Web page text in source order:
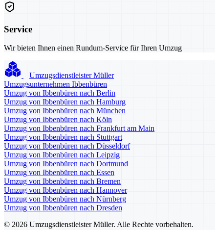
Service
Wir bieten Ihnen einen Rundum-Service für Ihren Umzug
Umzugsdienstleister Müller
Umzugsunternehmen Ibbenbüren
Umzug von Ibbenbüren nach Berlin
Umzug von Ibbenbüren nach Hamburg
Umzug von Ibbenbüren nach München
Umzug von Ibbenbüren nach Köln
Umzug von Ibbenbüren nach Frankfurt am Main
Umzug von Ibbenbüren nach Stuttgart
Umzug von Ibbenbüren nach Düsseldorf
Umzug von Ibbenbüren nach Leipzig
Umzug von Ibbenbüren nach Dortmund
Umzug von Ibbenbüren nach Essen
Umzug von Ibbenbüren nach Bremen
Umzug von Ibbenbüren nach Hannover
Umzug von Ibbenbüren nach Nürnberg
Umzug von Ibbenbüren nach Dresden
© 2026 Umzugsdienstleister Müller. Alle Rechte vorbehalten.